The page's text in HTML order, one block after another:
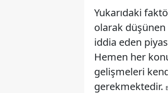
Yukarıdaki
olarak düşünen
iddia eden
Hemen her
gelişmeleri
gerekmektedir.